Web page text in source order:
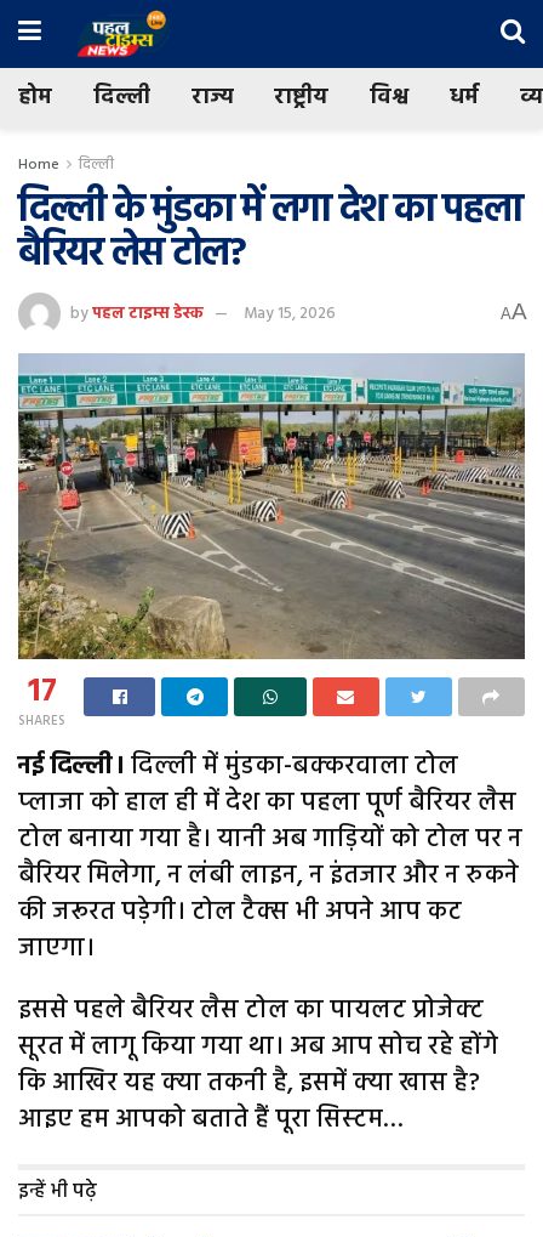
होम दिल्ली राज्य राष्ट्रीय विश्व धर्म
Home दिल्ली
दिल्‍ली के मुंडका में लगा देश का पहला
बैरियर लेस टोल?
byपहल टाइम्स डेस्क May 15, 2026 AA
17
SHARES
नई दिल्ली। दिल्‍ली में मुंडका-बक्‍करवाला टोल
प्‍लाजा को हाल ही में देश का पहला पूर्ण बैरियर लैस
टोल बनाया गया है। यानी अब गाड़ियों को टोल पर न
बैरियर मिलेगा, न लंबी लाइन, न इंतजार और न रुकने
की जरूरत पड़ेगी। टोल टैक्‍स भी अपने आप कट
जाएगा।
इससे पहले बैरियर लैस टोल का पायलट प्रोजेक्‍ट
सूरत में लागू किया गया था। अब आप सोच रहे होंगे
कि आखिर यह क्‍या तकनी है, इसमें क्‍या खास है?
आइए हम आपको बताते हैं पूरा सिस्‍टम…
इन्हें भी पढ़े